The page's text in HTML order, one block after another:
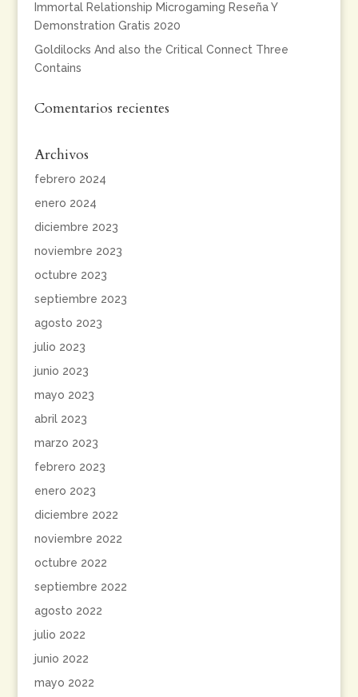
Immortal Relationship Microgaming Reseña Y
Demonstration Gratis 2020
Goldilocks And also the Critical Connect Three
Contains
Comentarios recientes
Archivos
febrero 2024
enero 2024
diciembre 2023
noviembre 2023
octubre 2023
septiembre 2023
agosto 2023
julio 2023
junio 2023
mayo 2023
abril 2023
marzo 2023
febrero 2023
enero 2023
diciembre 2022
noviembre 2022
octubre 2022
septiembre 2022
agosto 2022
julio 2022
junio 2022
mayo 2022